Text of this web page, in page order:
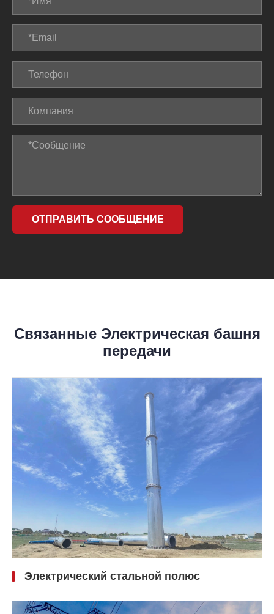
ОТПРАВИТЬ СООБЩЕНИЕ
Связанные Электрическая башня
передачи
Электрический стальной полюс